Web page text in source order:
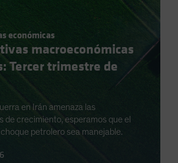
económicas
macroeconómicas
Tercer trimestre de
en Irán amenaza las
de crecimiento, esperamos que el
petrolero sea manejable.